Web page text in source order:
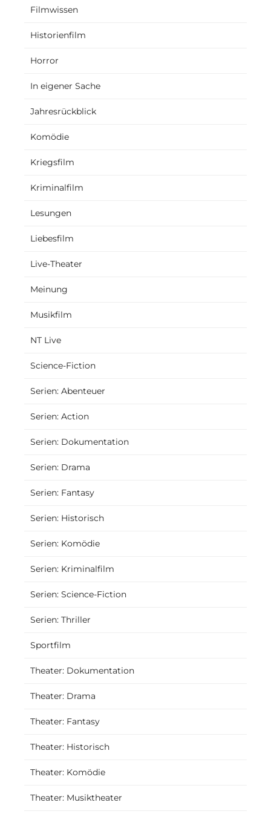
Filmwissen
Historienfilm
Horror
In eigener Sache
Jahresrückblick
Komödie
Kriegsfilm
Kriminalfilm
Lesungen
Liebesfilm
Live-Theater
Meinung
Musikfilm
NT Live
Science-Fiction
Serien: Abenteuer
Serien: Action
Serien: Dokumentation
Serien: Drama
Serien: Fantasy
Serien: Historisch
Serien: Komödie
Serien: Kriminalfilm
Serien: Science-Fiction
Serien: Thriller
Sportfilm
Theater: Dokumentation
Theater: Drama
Theater: Fantasy
Theater: Historisch
Theater: Komödie
Theater: Musiktheater